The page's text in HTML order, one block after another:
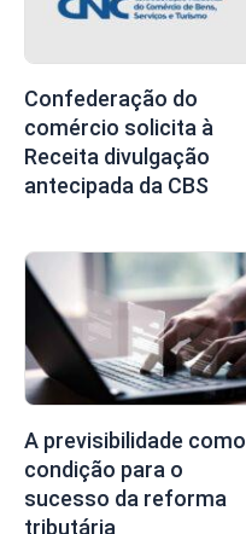
Confederação do
comércio solicita à
Receita divulgação
antecipada da CBS
A previsibilidade como
condição para o
sucesso da reforma
tributária